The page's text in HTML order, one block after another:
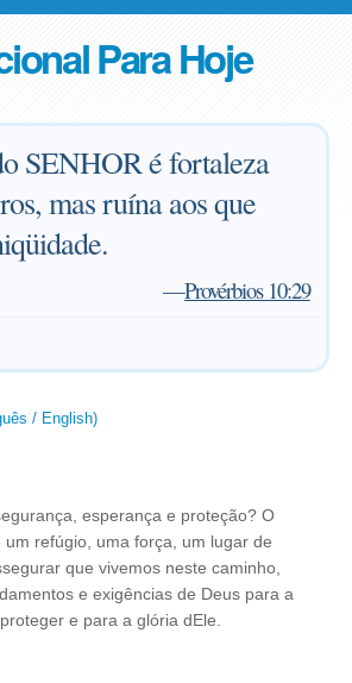
Para Hoje
SENHOR é fortaleza
mas ruína aos que
—Provérbios 10:29
/ English)
esperança e proteção? O
refúgio, uma força, um lugar de
que vivemos neste caminho,
e exigências de Deus para a
e para a glória dEle.